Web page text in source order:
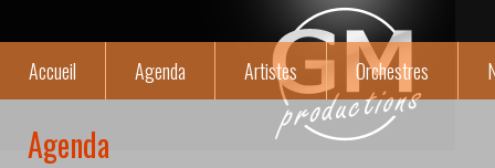
Accueil Agenda Artistes Orchestres
Agenda